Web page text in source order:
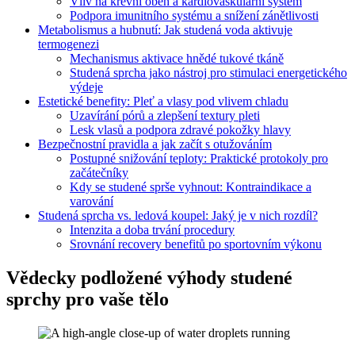
Podpora imunitního systému a snížení zánětlivosti
Metabolismus a hubnutí: Jak studená voda aktivuje
termogenezi
Mechanismus aktivace hnědé tukové tkáně
Studená sprcha jako nástroj pro stimulaci energetického
výdeje
Estetické benefity: Pleť a vlasy pod vlivem chladu
Uzavírání pórů a zlepšení textury pleti
Lesk vlasů a podpora zdravé pokožky hlavy
Bezpečnostní pravidla a jak začít s otužováním
Postupné snižování teploty: Praktické protokoly pro
začátečníky
Kdy se studené sprše vyhnout: Kontraindikace a
varování
Studená sprcha vs. ledová koupel: Jaký je v nich rozdíl?
Intenzita a doba trvání procedury
Srovnání recovery benefitů po sportovním výkonu
Vědecky podložené výhody studené
sprchy pro vaše tělo